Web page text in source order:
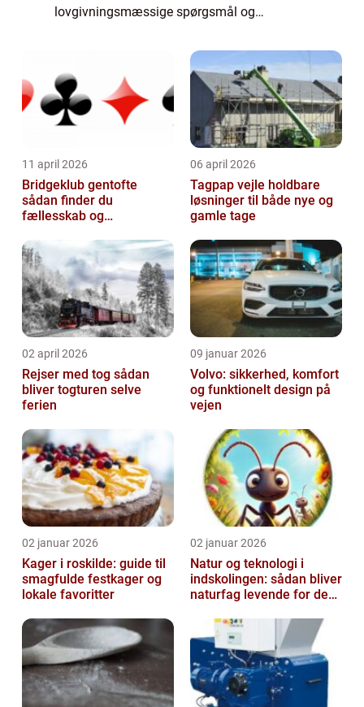
lovgivningsmæssige spørgsmål og
drejer sig om familiere...
11 april 2026
Bridgeklub gentofte
sådan finder du
fællesskab og
06 april 2026
Tagpap vejle holdbare
løsninger til både nye og
gamle tage
02 april 2026
Rejser med tog sådan
bliver togturen selve
ferien
09 januar 2026
Volvo: sikkerhed, komfort
og funktionelt design på
vejen
02 januar 2026
Kager i roskilde: guide til
smagfulde festkager og
lokale favoritter
02 januar 2026
Natur og teknologi i
indskolingen: sådan bliver
naturfag levende for de